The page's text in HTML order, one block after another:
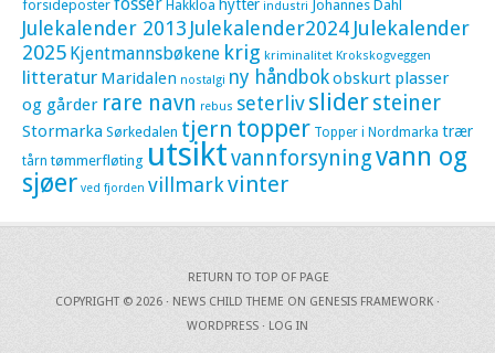
forsideposter
Hakkloa hytter industri Johannes Dahl
Julekalender 2013 Julekalender2024 Julekalender
2025 Kjentmannsbøkene krig kriminalitet Krokskogveggen
litteratur Maridalen nostalgi ny håndbokobskurt plasser
og gårder rare navn rebus seterlivslidersteiner
Stormarka Sørkedalen tjern topper Topper i Nordmarka trær
tårn tømmerfløting utsiktvannforsyningvann og
sjøer ved fjorden villmarkvinter
RETURN TO TOP OF PAGE
COPYRIGHT © 2026 · NEWS CHILD THEME ON GENESIS FRAMEWORK ·
WORDPRESS · LOG IN